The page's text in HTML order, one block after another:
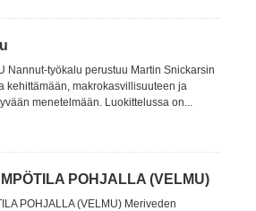
Nannut-työkalu perustuu Martin Snickarsin
kehittämään, makrokasvillisuuteen ja
menetelmään. Luokittelussa on...
POHJALLA (VELMU)
POHJALLA (VELMU) Meriveden